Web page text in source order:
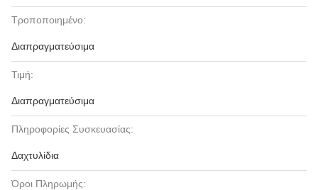
Τροποποιημένο:
Διαπραγματεύσιμα
Τιμή:
Διαπραγματεύσιμα
Πληροφορίες Συσκευασίας:
Δαχτυλίδια
Όροι Πληρωμής: